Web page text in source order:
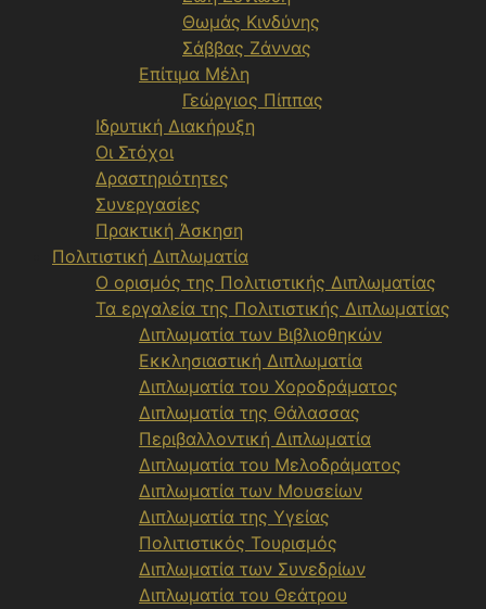
Θωμάς Κινδύνης
Σάββας Ζάννας
Επίτιμα Μέλη
Γεώργιος Πίππας
Ιδρυτική Διακήρυξη
Οι Στόχοι
Δραστηριότητες
Συνεργασίες
Πρακτική Άσκηση
Πολιτιστική Διπλωματία
Ο ορισμός της Πολιτιστικής Διπλωματίας
Τα εργαλεία της Πολιτιστικής Διπλωματίας
Διπλωματία των Βιβλιοθηκών
Εκκλησιαστική Διπλωματία
Διπλωματία του Χοροδράματος
Διπλωματία της Θάλασσας
Περιβαλλοντική Διπλωματία
Διπλωματία του Μελοδράματος
Διπλωματία των Μουσείων
Διπλωματία της Υγείας
Πολιτιστικός Τουρισμός
Διπλωματία των Συνεδρίων
Διπλωματία του Θεάτρου